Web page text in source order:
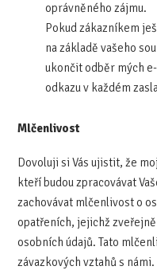
oprávněného zájmu.
Pokud zákazníkem
na základě vašeho
ukončit odběr mých
odkazu v každém
Mlčenlivost
Dovoluji si Vás ujistit, že
kteří budou zpracovávat
zachovávat mlčenlivost o
opatřeních, jejichž
osobních údajů. Tato
závazkových vztahů s